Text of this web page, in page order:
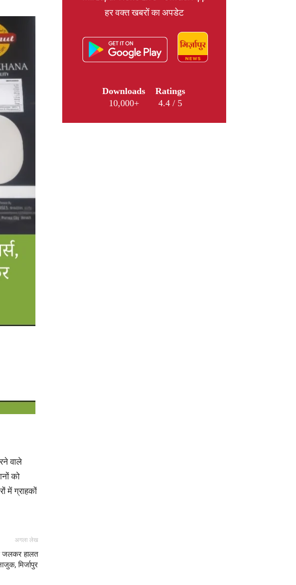
वाले
को
में ग्राहकों
अगला लेख
जलकर हालत
मिर्जापुर
हर वक्त खबरों का अपडेट
Downloads
10,000+
Ratings
4.4 / 5